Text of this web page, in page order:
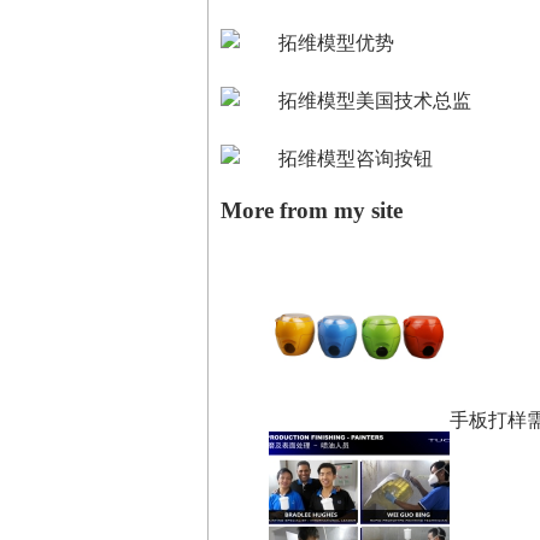
More from my site
手板打样